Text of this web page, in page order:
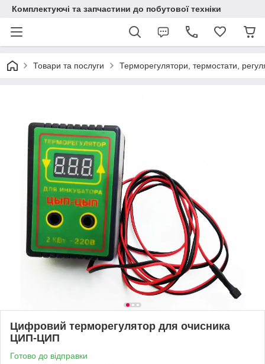
Комплектуючі та запчастини до побутової техніки
Товари та послуги Терморегулятори, термостати,
Цифровий терморегулятор для очисника
ЦИП-ЦИП
Готово до відправки